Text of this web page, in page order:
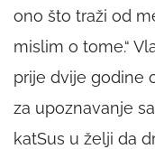
ono što traži od
mislim o tome.“
prije dvije godine
za upoznavanje
katSus u želji da